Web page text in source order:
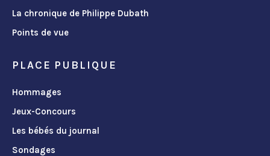
La chronique de Philippe Dubath
Points de vue
PLACE PUBLIQUE
Hommages
Jeux-Concours
Les bébés du journal
Sondages